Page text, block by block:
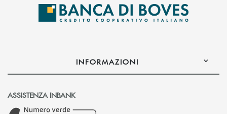
INFORMAZIONI
ASSISTENZA INBANK